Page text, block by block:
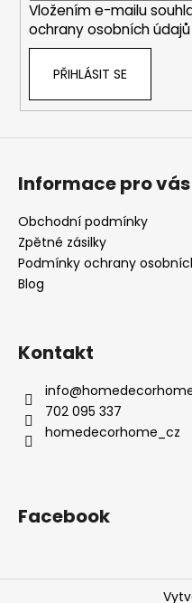
Vložením e-mailu
ochrany osobních údajů
PŘIHLÁSIT SE
Informace pro vás
Obchodní podmínky
Zpětné zásilky
Podmínky ochrany
Blog
Kontakt
info@
702 095 337
homedecorhome_cz
Facebook